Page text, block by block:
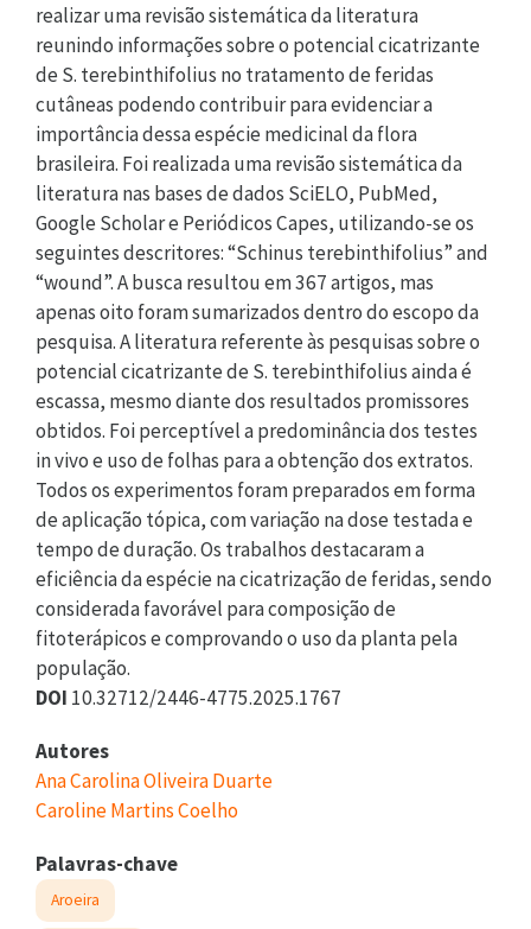
realizar uma revisão sistemática da literatura
reunindo informações sobre o potencial cicatrizante
de S. terebinthifolius no tratamento de feridas
cutâneas podendo contribuir para evidenciar a
importância dessa espécie medicinal da flora
brasileira. Foi realizada uma revisão sistemática da
literatura nas bases de dados SciELO, PubMed,
Google Scholar e Periódicos Capes, utilizando-se os
seguintes descritores: “Schinus terebinthifolius” and
“wound”. A busca resultou em 367 artigos, mas
apenas oito foram sumarizados dentro do escopo da
pesquisa. A literatura referente às pesquisas sobre o
potencial cicatrizante de S. terebinthifolius ainda é
escassa, mesmo diante dos resultados promissores
obtidos. Foi perceptível a predominância dos testes
in vivo e uso de folhas para a obtenção dos extratos.
Todos os experimentos foram preparados em forma
de aplicação tópica, com variação na dose testada e
tempo de duração. Os trabalhos destacaram a
eficiência da espécie na cicatrização de feridas, sendo
considerada favorável para composição de
fitoterápicos e comprovando o uso da planta pela
população.
DOI 10.32712/2446-4775.2025.1767
Autores
Ana Carolina Oliveira Duarte
Caroline Martins Coelho
Palavras-chave
Aroeira